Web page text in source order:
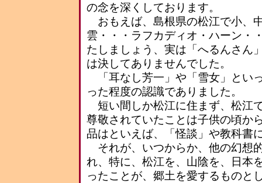
の念を深くしております。
おもえば、島根県の松江で小、
雲・・・ラフカディオ・ハーン・
たしましょう、実は「へるんさん
は決してありませんでした。
「耳なし芳一」や「雪女」とい
った程度の認識でありました。
短い間しか松江に住まず、松江
尊敬されていたことは子供の頃か
品はといえば、「怪談」や教科書
それが、いつからか、他の幻想
れ、特に、松江を、山陰を、日本
ったことが、郷土を愛するものと